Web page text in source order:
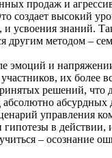
продаж и
создает высокий
и усвоения знаний.
другим методом –
эмоций и
их более
решений, что
абсолютно
управления
гипотезы в действии,
– осознание